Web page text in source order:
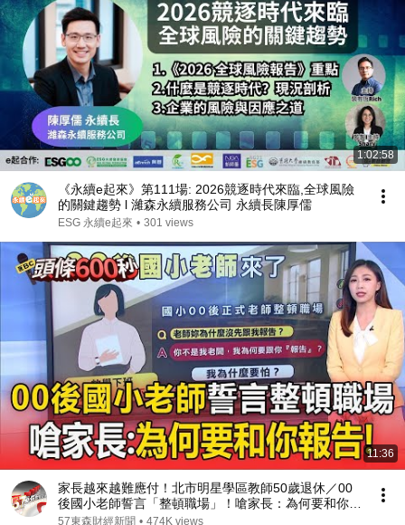
1:02:58
《永續e起來》第111場: 2026競逐時代來臨,全球風險
的關鍵趨勢 l 濰森永續服務公司 永續長陳厚儒
ESG 永續e起來 • 301 views
11:36
家長越來越難應付！北市明星學區教師50歲退休／00
後國小老師誓言「整頓職場」！嗆家長：為何要和你報
告
57東森財經新聞 • 474K views